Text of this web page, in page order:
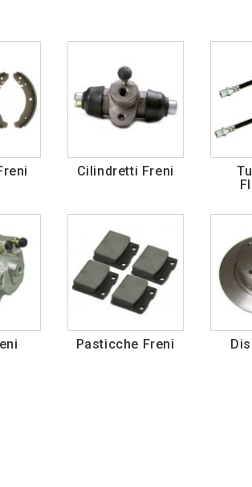
Cilindretti Freni
Pasticche Freni